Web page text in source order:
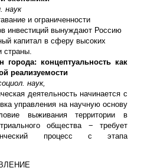
наук
и ограниченности
инвестиций вынуждают Россию
капитал в сферу высоких
страны.
города: концептуальность как
реализуемости
наук,
деятельность начинается с
управления на научную основу
выживания территории в
общества − требует
процесс с этапа